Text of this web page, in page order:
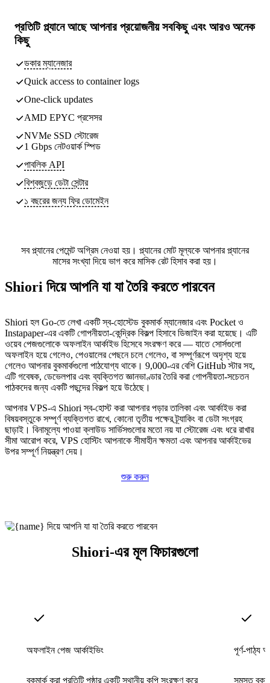
প্রতিটি প্ল্যানে আছেআপনার প্রয়োজনীয় সবকিছুএবং আরও অনেক
কিছু
ডকার ম্যানেজার
Quick access to container logs
One-click updates
AMD EPYC প্রসেসর
NVMe SSD স্টোরেজ
1 Gbps নেটওয়ার্ক স্পিড
পাবলিক API
বিশ্বজুড়ে ডেটা সেন্টার
১ বছরের জন্য ফ্রি ডোমেইন
সব প্ল্যানের পেমেন্ট অগ্রিম নেওয়া হয়। প্ল্যানের মোট মূল্যকে আপনার প্ল্যানের
মাসের সংখ্যা দিয়ে ভাগ করে মাসিক রেট হিসাব করা হয়।
Shiori দিয়ে আপনি যা যা তৈরি করতে পারবেন
Shiori হল Go-তে লেখা একটি স্ব-হোস্টেড বুকমার্ক ম্যানেজার এবং Pocket ও
Instapaper-এর একটি গোপনীয়তা-কেন্দ্রিক বিকল্প হিসাবে ডিজাইন করা হয়েছে। এটি
ওয়েব পেজগুলোকে অফলাইন আর্কাইভ হিসেবে সংরক্ষণ করে — যাতে সোর্সগুলো
অফলাইন হয়ে গেলেও, পেওয়ালের পেছনে চলে গেলেও, বা সম্পূর্ণরূপে অদৃশ্য হয়ে
গেলেও আপনার বুকমার্কগুলো পাঠযোগ্য থাকে। 9,000-এর বেশি GitHub স্টার সহ,
এটি গবেষক, ডেভেলপার এবং ব্যক্তিগত জ্ঞানভাণ্ডার তৈরি করা গোপনীয়তা-সচেতন
পাঠকদের জন্য একটি পছন্দের বিকল্প হয়ে উঠেছে।
আপনার VPS-এ Shiori স্ব-হোস্ট করা আপনার পড়ার তালিকা এবং আর্কাইভ করা
বিষয়বস্তুকে সম্পূর্ণ ব্যক্তিগত রাখে, কোনো তৃতীয় পক্ষের ট্র্যাকিং বা ডেটা সংগ্রহ
ছাড়াই। বিনামূল্যে পাওয়া ক্লাউড সার্ভিসগুলোর মতো নয় যা স্টোরেজ এবং ধরে রাখার
সীমা আরোপ করে, VPS হোস্টিং আপনাকে সীমাহীন ক্ষমতা এবং আপনার আর্কাইভের
উপর সম্পূর্ণ নিয়ন্ত্রণ দেয়।
শুরু করুন
Shiori-এর মূল ফিচারগুলো
অফলাইন পেজ আর্কাইভিং
বুকমার্ক করা প্রতিটি পৃষ্ঠার একটি স্থানীয় কপি সংরক্ষণ করে
পূর্ণ-পাঠ্য
সমস্ত